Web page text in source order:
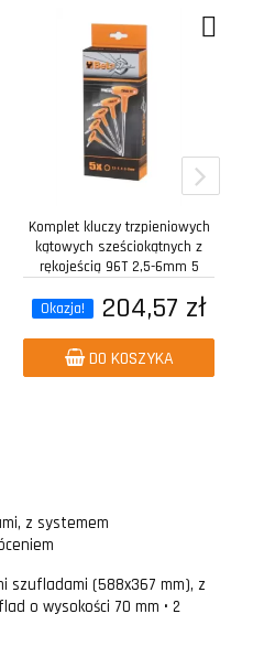
Komplet kluczy trzpieniowych
kątowych sześciokątnych z
rękojeścią 96T 2,5-6mm 5
Okazja!
204,57 zł
DO KOSZYKA
z systemem
szufladami (588x367 mm), z
o wysokości 70 mm • 2